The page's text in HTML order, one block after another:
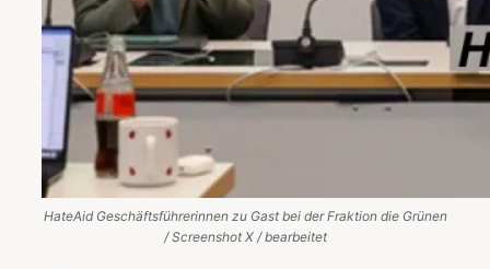
HateAid Geschäftsführerinnen zu Gast bei der Fraktion die Grünen
/ Screenshot X / bearbeitet